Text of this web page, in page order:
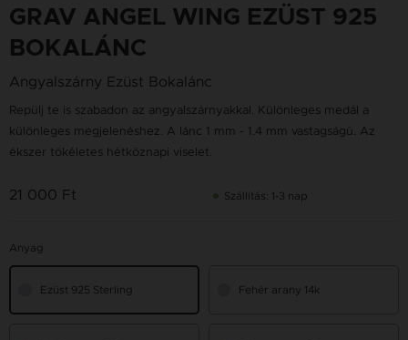
GRAV ANGEL WING EZÜST 925
BOKALÁNC
Angyalszárny Ezüst Bokalánc
Repülj te is szabadon az angyalszárnyakkal. Különleges medál a
különleges megjelenéshez. A lánc 1 mm - 1.4 mm vastagságú. Az
ékszer tökéletes hétköznapi viselet.
21 000 Ft Szállítás: 1-3 nap
Anyag
Ezüst 925 Sterling Fehér arany 14k